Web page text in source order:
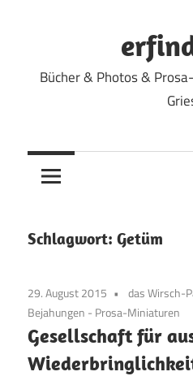
Bücher & Photos &
Schlagwort: Getüm
29. August 2015 das Wirsch-
Bejahungen - Prosa-Miniaturen
Gesellschaft für